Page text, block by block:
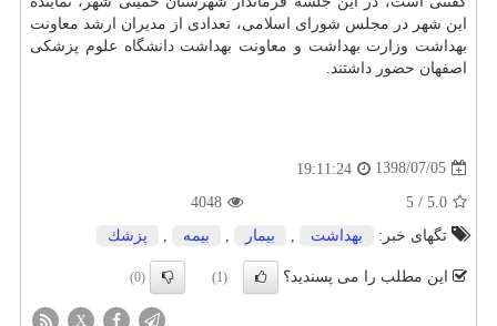
این شهر در مجلس شورای اسلامی، تعدادی از مدیران ارشد معاونت
بهداشت وزارت بهداشت و معاونت بهداشتدانشگاه علوم پزشكی
اصفهان حضور داشتند.
1398/07/05
19:11:24
5.0
/
5
4048
تگهای خبر:
بهداشت بیمار بیمه پزشك
این مطلب را می پسندید؟ (1)
(0)
X